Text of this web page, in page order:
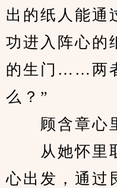
出的纸人能通
功进入阵心的
的生门……两
么？”
顾含章心里
从她怀里取
心出发，通过